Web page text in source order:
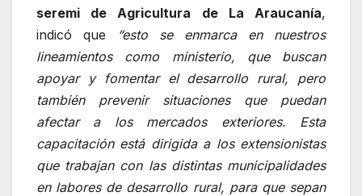
seremi de Agricultura de La Araucanía,
indicó que
“esto se enmarca en nuestros
lineamientos como ministerio, que buscan
apoyar y fomentar el desarrollo rural, pero
también prevenir situaciones que puedan
afectar a los mercados exteriores. Esta
capacitación está dirigida a los extensionistas
que trabajan con las distintas municipalidades
en labores de desarrollo rural, para que sepan